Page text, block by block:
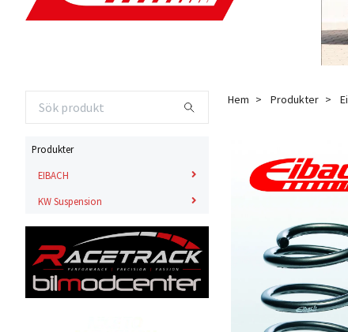
Produkter
EIBACH
KW Suspension
Hem Produkter